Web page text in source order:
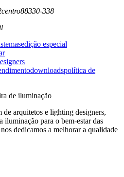
centro88330-338
edição especial
downloadspolítica de
de iluminação
de arquitetos e lighting designers,
iluminação para o bem-estar das
dedicamos a melhorar a qualidade